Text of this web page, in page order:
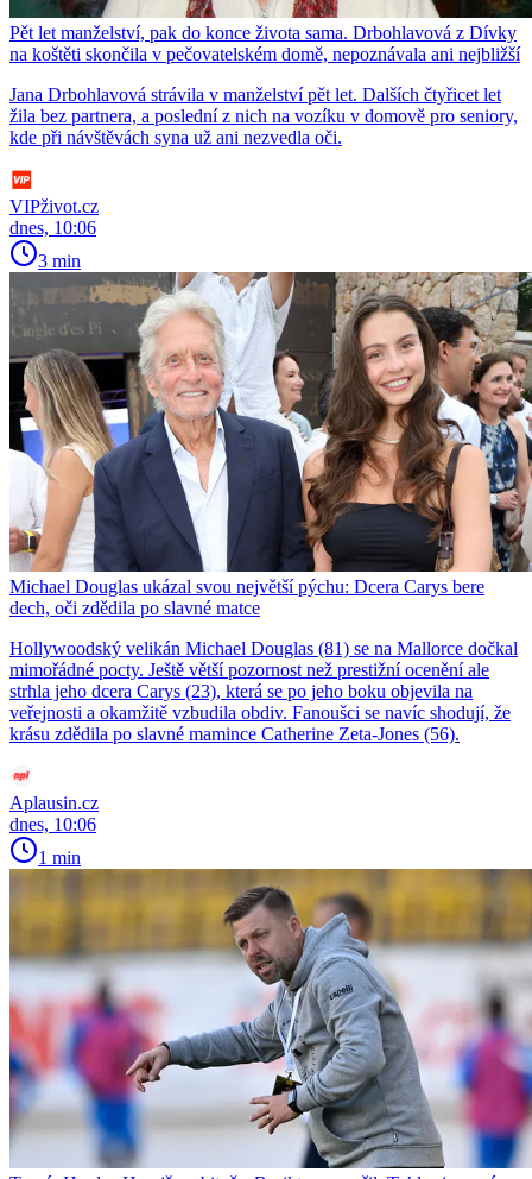
Pět let manželství, pak do konce života sama. Drbohlavová z Dívky
na koštěti skončila v pečovatelském domě, nepoznávala ani nejbližší
Jana Drbohlavová strávila v manželství pět let. Dalších čtyřicet let
žila bez partnera, a poslední z nich na vozíku v domově pro seniory,
kde při návštěvách syna už ani nezvedla oči.
VIPživot.cz
dnes, 10:06
3 min
Michael Douglas ukázal svou největší pýchu: Dcera Carys bere
dech, oči zdědila po slavné matce
Hollywoodský velikán Michael Douglas (81) se na Mallorce dočkal
mimořádné pocty. Ještě větší pozornost než prestižní ocenění ale
strhla jeho dcera Carys (23), která se po jeho boku objevila na
veřejnosti a okamžitě vzbudila obdiv. Fanoušci se navíc shodují, že
krásu zdědila po slavné mamince Catherine Zeta-Jones (56).
Aplausin.cz
dnes, 10:06
1 min